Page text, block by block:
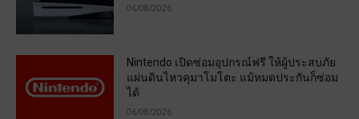
06/08/2026
Nintendo เปิดซ่อมอุปกรณ์ฟรี ให้ผู้ประสบภัย
แผ่นดินไหวคุมาโมโตะ แม้หมดประกันก็ซ่อม
ได้
06/08/2026